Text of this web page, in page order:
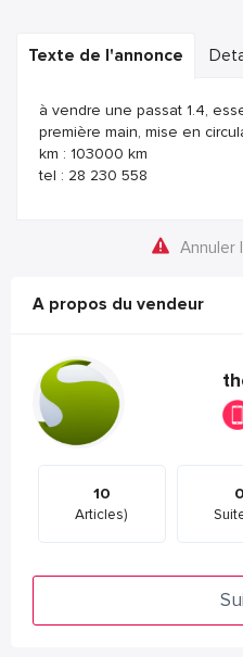
Texte de l'annonce
à vendre une passat 1.4,
première main, mise en
km : 103000 km
tel : 28 230 558
Annuler
A propos du vendeur
10
Articles)
0